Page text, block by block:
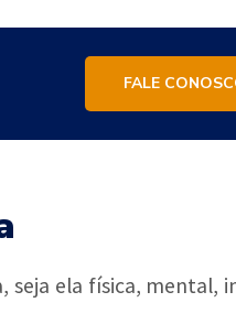
FALE
seja ela física, mental,